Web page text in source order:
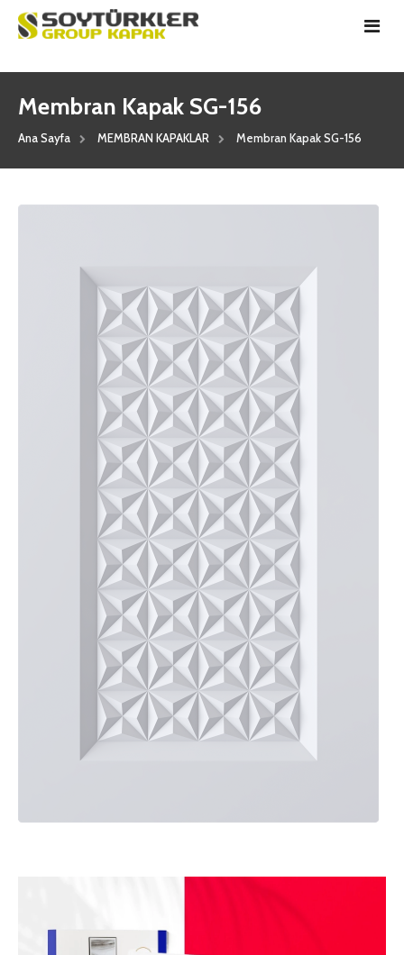
ANASAYFA
ÜRÜNLER
MEMBRAN CAM KAPAKLAR
LAMBİRİ ve ROZET
REFERANSLAR
Membran Kapak SG-156
Ana Sayfa MEMBRAN KAPAKLAR Membran Kapak SG-156